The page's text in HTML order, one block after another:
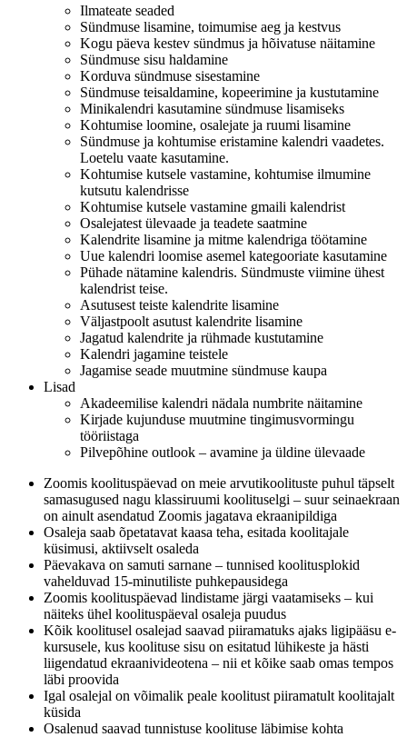
Ilmateate seaded
Sündmuse lisamine, toimumise aeg ja kestvus
Kogu päeva kestev sündmus ja hõivatuse näitamine
Sündmuse sisu haldamine
Korduva sündmuse sisestamine
Sündmuse teisaldamine, kopeerimine ja kustutamine
Minikalendri kasutamine sündmuse lisamiseks
Kohtumise loomine, osalejate ja ruumi lisamine
Sündmuse ja kohtumise eristamine kalendri vaadetes.
Loetelu vaate kasutamine.
Kohtumise kutsele vastamine, kohtumise ilmumine
kutsutu kalendrisse
Kohtumise kutsele vastamine gmaili kalendrist
Osalejatest ülevaade ja teadete saatmine
Kalendrite lisamine ja mitme kalendriga töötamine
Uue kalendri loomise asemel kategooriate kasutamine
Pühade nätamine kalendris. Sündmuste viimine ühest
kalendrist teise.
Asutusest teiste kalendrite lisamine
Väljastpoolt asutust kalendrite lisamine
Jagatud kalendrite ja rühmade kustutamine
Kalendri jagamine teistele
Jagamise seade muutmine sündmuse kaupa
Lisad
Akadeemilise kalendri nädala numbrite näitamine
Kirjade kujunduse muutmine tingimusvormingu
tööriistaga
Pilvepõhine outlook – avamine ja üldine ülevaade
Zoomis koolituspäevad on meie arvutikoolituste puhul täpselt
samasugused nagu klassiruumi koolituselgi – suur seinaekraan
on ainult asendatud Zoomis jagatava ekraanipildiga
Osaleja saab õpetatavat kaasa teha, esitada koolitajale
küsimusi, aktiivselt osaleda
Päevakava on samuti sarnane – tunnised koolitusplokid
vahelduvad 15-minutiliste puhkepausidega
Zoomis koolituspäevad lindistame järgi vaatamiseks – kui
näiteks ühel koolituspäeval osaleja puudus
Kõik koolitusel osalejad saavad piiramatuks ajaks ligipääsu e-
kursusele, kus koolituse sisu on esitatud lühikeste ja hästi
liigendatud ekraanivideotena – nii et kõike saab omas tempos
läbi proovida
Igal osalejal on võimalik peale koolitust piiramatult koolitajalt
küsida
Osalenud saavad tunnistuse koolituse läbimise kohta